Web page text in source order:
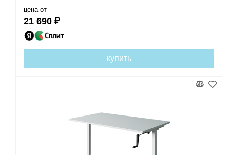
цена от
21 690 ₽
купить